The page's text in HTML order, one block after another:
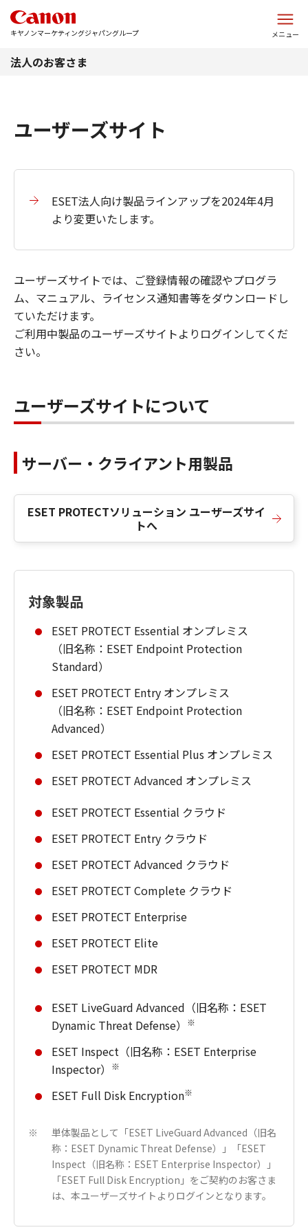
キヤノンマーケティングジャパングループ メニュー
法人のお客さま
ユーザーズサイト
ESET法人向け製品ラインアップを2024年4月
より変更いたします。
ユーザーズサイトでは、ご登録情報の確認やプログラ
ム、マニュアル、ライセンス通知書等をダウンロードし
ていただけます。
ご利用中製品のユーザーズサイトよりログインしてくだ
さい。
ユーザーズサイトについて
サーバー・クライアント用製品
ESET PROTECTソリューション ユーザーズサイ
トへ
対象製品
ESET PROTECT Essential オンプレミス
（旧名称：ESET Endpoint Protection
Standard）
ESET PROTECT Entry オンプレミス
（旧名称：ESET Endpoint Protection
Advanced）
ESET PROTECT Essential Plus オンプレミス
ESET PROTECT Advanced オンプレミス
ESET PROTECT Essential クラウド
ESET PROTECT Entry クラウド
ESET PROTECT Advanced クラウド
ESET PROTECT Complete クラウド
ESET PROTECT Enterprise
ESET PROTECT Elite
ESET PROTECT MDR
ESET LiveGuard Advanced（旧名称：ESET
Dynamic Threat Defense）
※
ESET Inspect（旧名称：ESET Enterprise
Inspector）
※
ESET Full Disk Encryption※
※
単体製品として「ESET LiveGuard Advanced（旧名
称：ESET Dynamic Threat Defense）」「ESET
Inspect（旧名称：ESET Enterprise Inspector）」
「ESET Full Disk Encryption」をご契約のお客さま
は、本ユーザーズサイトよりログインとなります。